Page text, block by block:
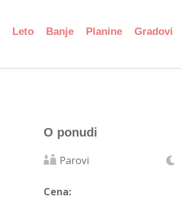
Leto Banje Planine Gradovi
O ponudi
Parovi
Cena: